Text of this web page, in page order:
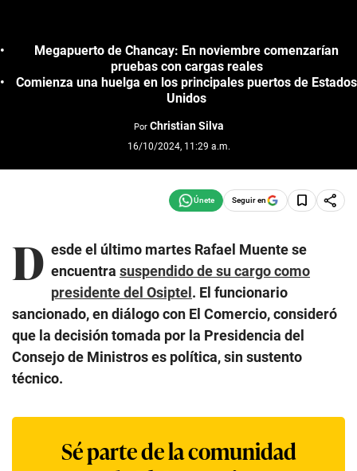
Megapuerto de Chancay: En noviembre comenzarían
pruebas con cargas reales
Comienza una huelga en los principales puertos de Estados
Unidos
Por Christian Silva
16/10/2024, 11:29 a.m.
Seguir en
D esde el último martes Rafael Muente se
encuentra suspendido de su cargo como
presidente del Osiptel. El funcionario
sancionado, en diálogo con El Comercio, consideró
que la decisión tomada por la Presidencia del
Consejo de Ministros es política, sin sustento
técnico.